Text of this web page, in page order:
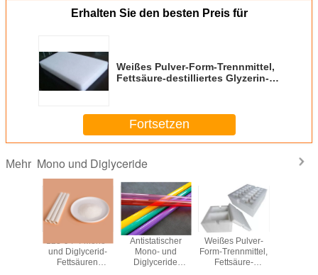
Erhalten Sie den besten Preis für
Weißes Pulver-Form-Trennmittel,
Fettsäure-destilliertes Glyzerin-
Fortsetzen
Mehr Mono und Diglyceride
123-94-4 Mono-
und Diglycerid-
Fettsäuren
Antistatischer
Mono- und
Diglyceride
Weißes Pulver-
Form-Trennmittel,
Fettsäure-